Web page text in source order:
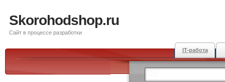
Skorohodshop.ru
Сайт в процессе разработки
IT-работа